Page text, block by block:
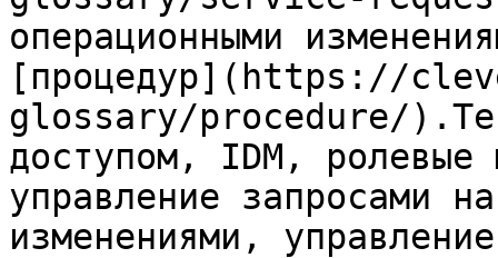
операционными
[процедур](https://
glossary/procedure/
доступом, IDM, ролевые
управление запросами
изменениями,